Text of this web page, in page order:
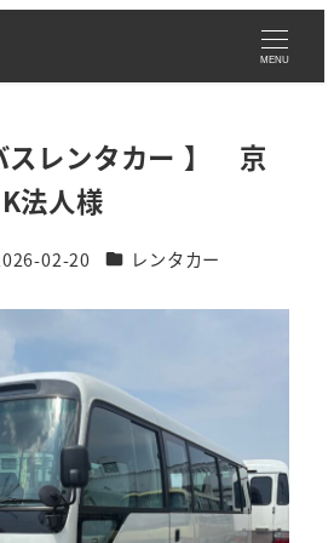
MENU
スレンタカー 】 京
法人様
日
02-20 事例カテゴリ
レンタカー